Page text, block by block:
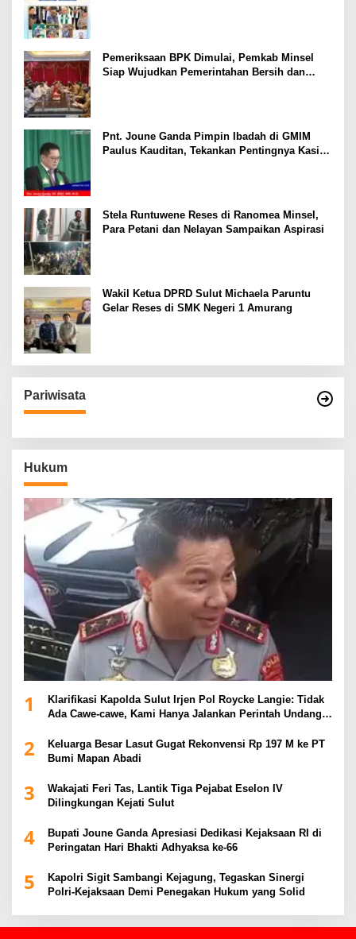
Pemeriksaan BPK Dimulai, Pemkab Minsel
Siap Wujudkan Pemerintahan Bersih dan
Pnt. Joune Ganda Pimpin Ibadah di GMIM
Paulus Kauditan, Tekankan Pentingnya Kasih
Stela Runtuwene Reses di Ranomea Minsel,
Para Petani dan Nelayan Sampaikan Aspirasi
Wakil Ketua DPRD Sulut Michaela Paruntu
Gelar Reses di SMK Negeri 1 Amurang
Pariwisata
Hukum
1
Klarifikasi Kapolda Sulut Irjen Pol Roycke Langie: Tidak
Ada Cawe-cawe, Kami Hanya Jalankan Perintah Undang-
2
Keluarga Besar Lasut Gugat Rekonvensi Rp 197 M ke PT
Bumi Mapan Abadi
3
Wakajati Feri Tas, Lantik Tiga Pejabat Eselon IV
Dilingkungan Kejati Sulut
4
Bupati Joune Ganda Apresiasi Dedikasi Kejaksaan RI di
Peringatan Hari Bhakti Adhyaksa ke-66
5
Kapolri Sigit Sambangi Kejagung, Tegaskan Sinergi
Polri-Kejaksaan Demi Penegakan Hukum yang Solid